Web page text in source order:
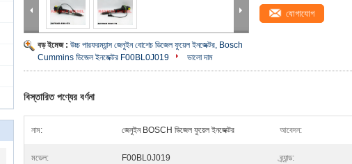
বড় ইমেজ : উচ্চ পারফরম্যান্স জেনুইন বোশেচ ডিজেল ফুয়েল ইনজেক্টর, Bosch
Cummins ডিজেল ইনজেক্টর F00BL0J019
ভালো দাম
যোগাযোগ
বিস্তারিত পণ্যের বর্ণনা
নাম: জেনুইন BOSCH ডিজেল ফুয়েল ইনজেক্টর আবেদন:
মডেল: F00BL0J019 ব্র্যান্ড: